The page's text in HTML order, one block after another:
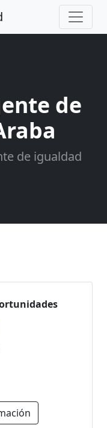
de
de igualdad